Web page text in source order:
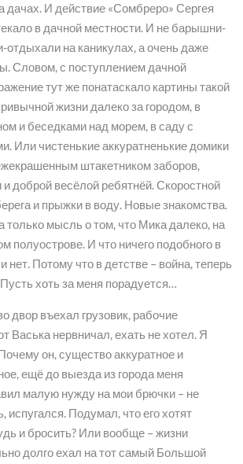
дачах. И действие «Сомбреро» Сергея
в дачной местности. И не барышни-
отдыхали на каникулах, а очень даже
Словом, с поступлением дачной
тут же понатаскало картины такой
жизни далеко за городом, в
и беседками над морем, в саду с
Или чистенькие аккуратненькие домики
штакетником заборов,
доброй весёлой ребятнёй. Скоростной
и прыжки в воду. Новые знакомства.
только мысль о том, что Мика далеко, на
полуострове. И что ничего подобного в
нет. Потому что в детстве – война, теперь
хоть за меня порадуется…
двор въехал грузовик, рабочие
Васька нервничал, ехать не хотел. Я
он, существо аккуратное и
ещё до выезда из города меня
малую нужду на мои брючки – не
испугался. Подумал, что его хотят
и бросить? Или вообще – жизни
долго ехал на тот самый Большой